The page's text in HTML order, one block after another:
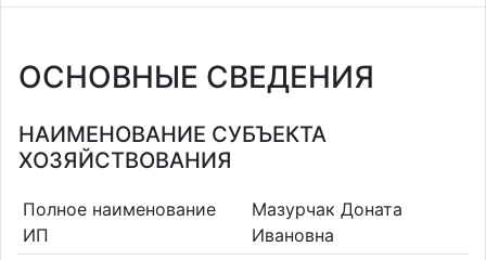
ОСНОВНЫЕ СВЕДЕНИЯ
НАИМЕНОВАНИЕ СУБЪЕКТА
ХОЗЯЙСТВОВАНИЯ
Полное наименование
ИП
Мазурчак Доната
Ивановна